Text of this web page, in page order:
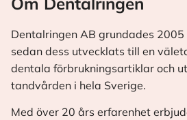
Dentalringen AB grundades
sedan dess utvecklats till en
dentala förbrukningsartiklar och
tandvården i hela Sverige.
Med över 20 års erfarenhet